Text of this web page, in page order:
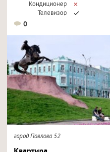
Кондиционер
Телевизор
0
город Павлова 52